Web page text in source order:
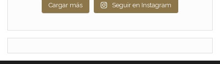
Cargar más Seguir en Instagram